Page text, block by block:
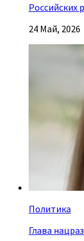
Российских
24 Май, 2026
Политика
Глава